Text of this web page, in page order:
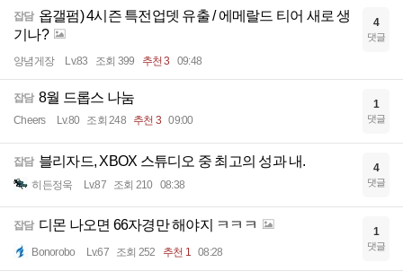
잡담 옵갤펌) 4시즌 특전업뎃 유출 / 에메랄드 티어 새로 생
기나?
양념게장 Lv.83 조회 399 추천 3 09:48
4
댓글
잡담 8월 드롭스 나눔
Cheers Lv.80 조회 248 추천 3 09:00
1
댓글
잡담 블리자드, XBOX 스튜디오 중 최고의 성과 내.
히든정욱 Lv.87 조회 210 08:38
4
댓글
잡담 디몬 나오면 66자경만 해야지 ㅋㅋㅋ
Bonorobo Lv.67 조회 252 추천 1 08:28
1
댓글